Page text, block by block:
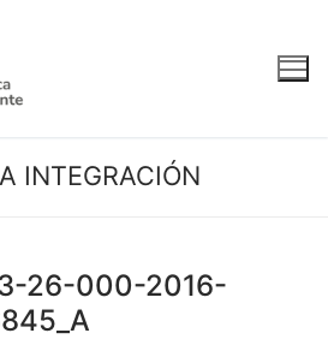
INTEGRACIÓN
26-000-2016-